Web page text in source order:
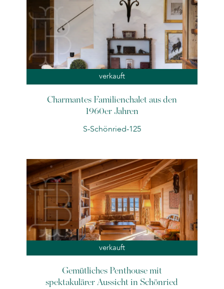
verkauft
Charmantes Familienchalet aus den
1960er Jahren
S-Schönried-125
verkauft
Gemütliches Penthouse mit
spektakulärer Aussicht in Schönried